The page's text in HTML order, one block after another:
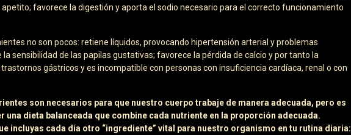
favorece la digestión y aporta el sodio necesario para el correcto funcionamiento
no son pocos: retiene líquidos, provocando hipertensión arterial y problemas
sensibilidad de las papilas gustativas; favorece la pérdida de calcio y por tanto la
gástricos y es incompatible con personas con insuficiencia cardíaca, renal o con
son necesarios para que nuestro cuerpo trabaje de manera adecuada, pero es
una dieta balanceada que combine cada nutriente en la proporción adecuada.
incluyas cada día otro “ingrediente” vital para nuestro organismo en tu rutina diaria: